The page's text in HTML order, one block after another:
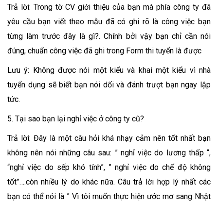
Trả lời: Trong tờ CV giới thiệu của bạn mà phía công ty đã
yêu cầu bạn viết theo mẫu đã có ghi rõ là công việc bạn
từng làm trước đây là gì?. Chính bởi vậy bạn chỉ cần nói
đúng, chuẩn công việc đã ghi trong Form thi tuyển là được
Lưu ý: Không được nói một kiểu và khai một kiểu vì nhà
tuyển dụng sẽ biết bạn nói dối và đánh trượt bạn ngay lập
tức.
5. Tại sao bạn lại nghỉ việc ở công ty cũ?
Trả lời: Đây là một câu hỏi khá nhạy cảm nên tốt nhất bạn
không nên nói những câu sau: ” nghỉ việc do lương thấp “,
“nghỉ việc do sếp khó tính”, ” nghỉ việc do chế độ không
tốt”….còn nhiều lý do khác nữa. Câu trả lời hợp lý nhất các
bạn có thể nói là ” Vì tôi muốn thực hiện ước mơ sang Nhật